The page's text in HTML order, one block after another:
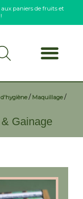
/ Maquillage/
Gainage
paniers de fruits et